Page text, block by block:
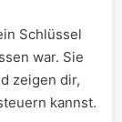
‌Schlüssel‍
war. Sie
zeigen dir,
kannst.